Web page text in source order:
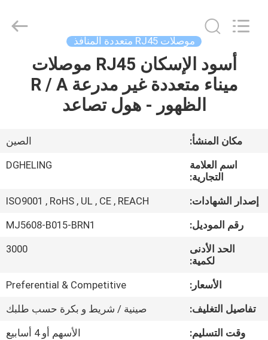
الصفحة
الرئيسية
معلومات
جولة
مراقبة
الجودة
موصلات RJ45 متعددة المنافذ
أسود الإسكان RJ45 موصلات
ميناء متعددة غير مدرعة R / A
الظهور - هول تصاعد
مكان المنشأ:
الصين
اسم العلامة
التجارية:
DGHELING
إصدار الشهادات:
ISO9001 , RoHS , UL , CE , REACH
رقم الموديل:
MJ5608-B015-BRN1
الحد الأدنى
لكمية:
3000
الأسعار:
Preferential & Competitive
تفاصيل التغليف:
صينية / شريط و بكرة حسب طلبك
وقت التسليم:
الأسهم أو 4 أسابيع